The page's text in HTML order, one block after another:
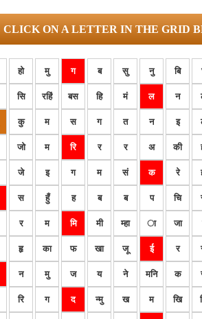
CLICK ON A LETTER IN THE GRID
हो मु ग ब सु नु बि
सि रहिं बस हि मं ल न
कु म स ग त न इ
जो म रि र र अ की
जे इ ग म सं क रे
स हुँ ह ब ब प चि
र म मि मी म्हा ा जा
हृ का फ खा जू ई र
न मु ज य ने मनि क
रि ग द न्मु ख म खि